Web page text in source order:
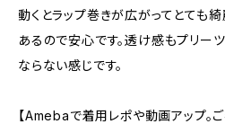
動くとラップ巻きが広がってとても
あるので安心です。透け感もプリー
ならない感じです。
【Amebaで着用レポや動画アップ。ご